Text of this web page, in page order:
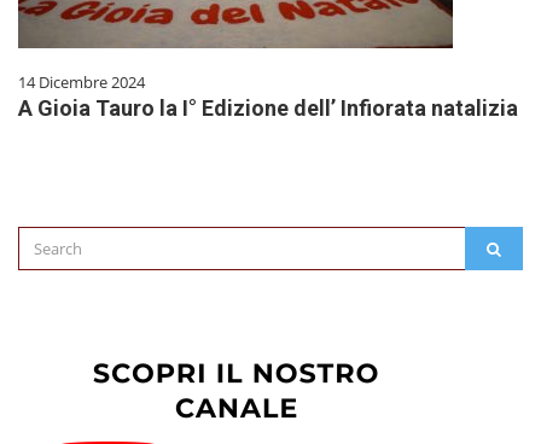
14 Dicembre 2024
A Gioia Tauro la I° Edizione dell’ Infiorata natalizia
Search
for: